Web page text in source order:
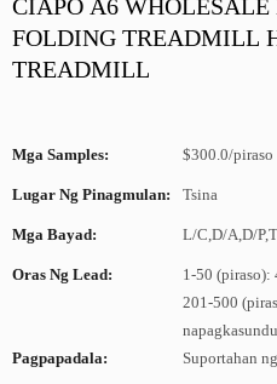
CIAPO A6
FOLDING TREADMILL
TREADMILL
Mga Samples: $300.0/
Lugar Ng Pinagmulan: Tsina
Mga Bayad: L/C,D/A,D/
Oras Ng Lead:
1-50 (piraso):
201-500
Pagpapadala:
Suportahan